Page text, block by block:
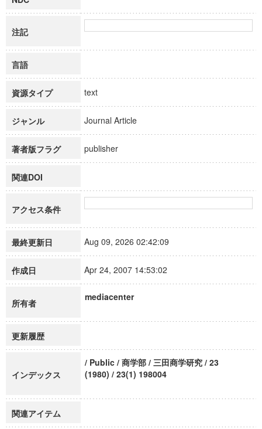
注記
言語
資源タイプ text
ジャンル Journal Article
著者版フラグ publisher
関連DOI
アクセス条件
最終更新日 Aug 09, 2026 02:42:09
作成日 Apr 24, 2007 14:53:02
所有者
mediacenter
更新履歴
インデックス
/ Public / 商学部 / 三田商学研究 / 23
(1980) / 23(1) 198004
関連アイテム